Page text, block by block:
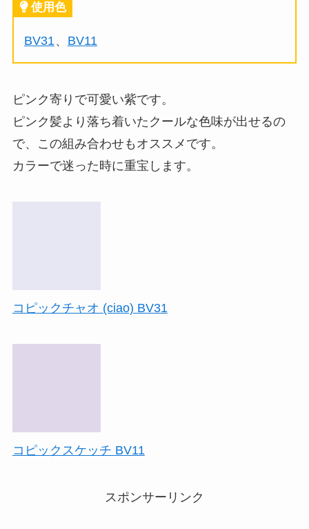
使用色
BV31、 BV11
ピンク寄りで可愛い紫です。
ピンク髪より落ち着いたクールな色味が出せるの
で、この組み合わせもオススメです。
カラーで迷った時に重宝します。
コピックチャオ (ciao) BV31
コピックスケッチ BV11
スポンサーリンク